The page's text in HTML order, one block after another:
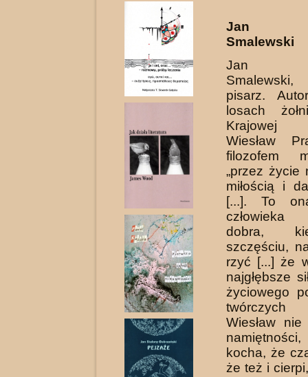
Jan
Smalewski
Jan
pisarz.
losach
Wiesław
filozofem
„przez życie
miłością i
[...]. To
dobra,
szczęściu,
rzyć [...] że
najgłębsze
życiowego
Wiesław
kocha, że
że też i